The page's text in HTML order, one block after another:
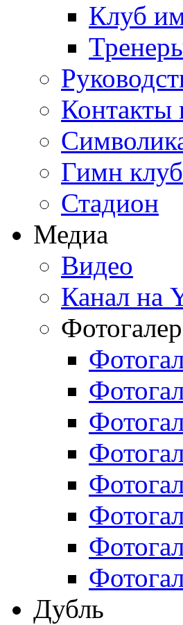
Клуб
Контакты
Гимн
Стадион
Медиа
Видео
Канал на
Дубль